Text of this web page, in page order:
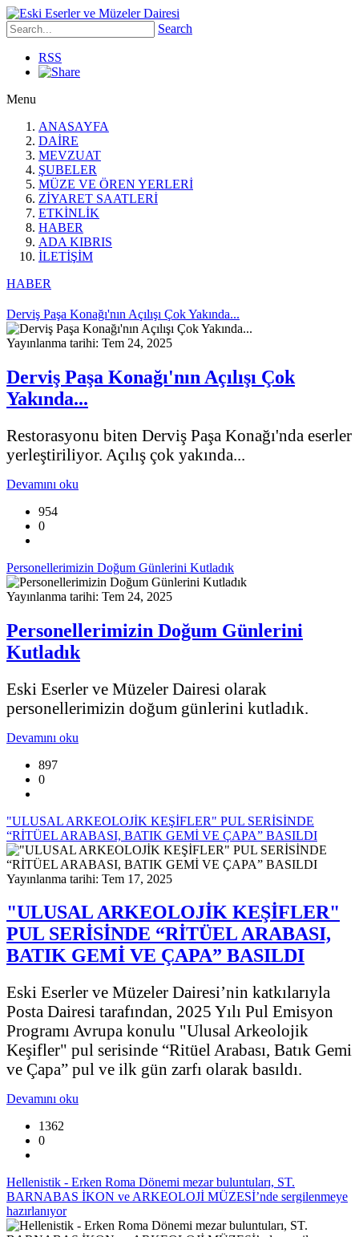
Search
RSS
Menu
ANASAYFA
DAİRE
MEVZUAT
ŞUBELER
MÜZE VE ÖREN YERLERİ
ZİYARET SAATLERİ
ETKİNLİK
HABER
ADA KIBRIS
İLETİŞİM
HABER
Derviş Paşa Konağı'nın Açılışı Çok Yakında...
Yayınlanma tarihi: Tem 24, 2025
Derviş Paşa Konağı'nın Açılışı Çok
Yakında...
Restorasyonu biten Derviş Paşa Konağı'nda eserler
yerleştiriliyor. Açılış çok yakında...
Devamını oku
954
0
Personellerimizin Doğum Günlerini Kutladık
Yayınlanma tarihi: Tem 24, 2025
Personellerimizin Doğum Günlerini
Kutladık
Eski Eserler ve Müzeler Dairesi olarak
personellerimizin doğum günlerini kutladık.
Devamını oku
897
0
"ULUSAL ARKEOLOJİK KEŞİFLER" PUL SERİSİNDE
“RİTÜEL ARABASI, BATIK GEMİ VE ÇAPA” BASILDI
Yayınlanma tarihi: Tem 17, 2025
"ULUSAL ARKEOLOJİK KEŞİFLER"
PUL SERİSİNDE “RİTÜEL ARABASI,
BATIK GEMİ VE ÇAPA” BASILDI
Eski Eserler ve Müzeler Dairesi’nin katkılarıyla
Posta Dairesi tarafından, 2025 Yılı Pul Emisyon
Programı Avrupa konulu "Ulusal Arkeolojik
Keşifler" pul serisinde “Ritüel Arabası, Batık Gemi
ve Çapa” pul ve ilk gün zarfı olarak basıldı.
Devamını oku
1362
0
Hellenistik - Erken Roma Dönemi mezar buluntuları, ST.
BARNABAS İKON ve ARKEOLOJİ MÜZESİ’nde sergilenmeye
hazırlanıyor